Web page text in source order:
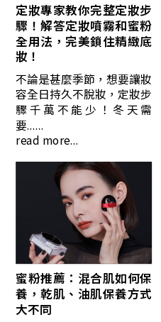
定妝專家教你完整定妝步
驟！解答定妝噴霧和蜜粉
全用法，完美鎖住精緻底
妝！
不論是甚麼季節，想要讓妝
容全日持久不脫妝，定妝步
驟千萬不能少！冬天需
要......
read more...
蜜粉推薦：混合肌如何保
養，乾肌、油肌保養方式
大不同